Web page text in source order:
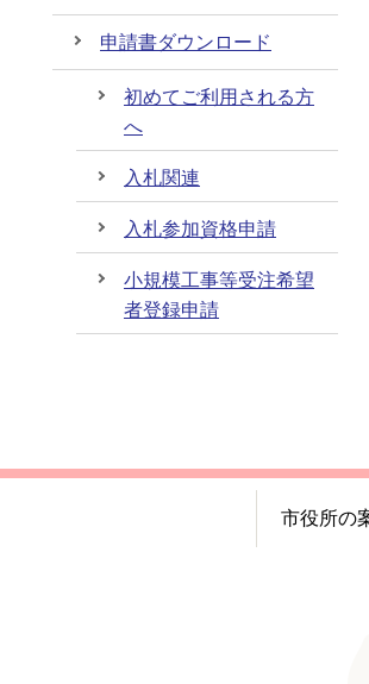
申請書ダウンロード
初めてご利用される方
へ
入札関連
入札参加資格申請
小規模工事等受注希望
者登録申請
市役所の